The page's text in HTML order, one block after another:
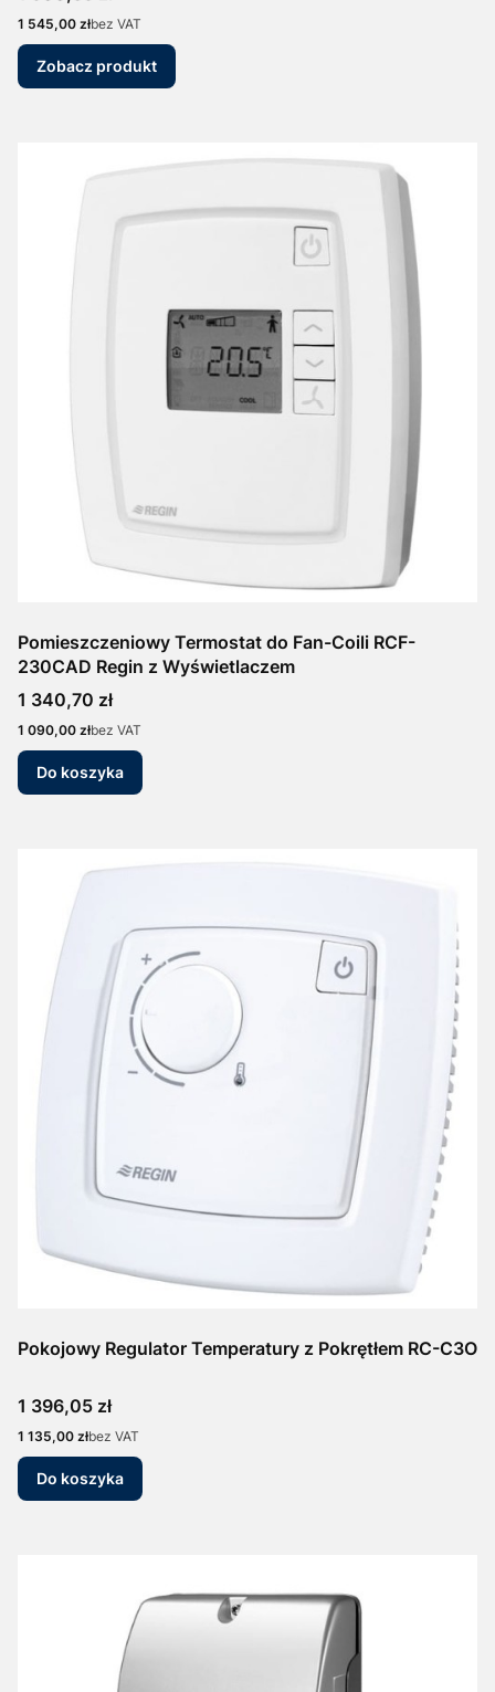
Cena
1 545,00 złbez VAT
Zobacz produkt
Pomieszczeniowy Termostat do Fan-Coili RCF-
230CAD Regin z Wyświetlaczem
Cena
1 340,70 zł
Cena
1 090,00 złbez VAT
Do koszyka
Pokojowy Regulator Temperatury z Pokrętłem RC-C3O
Cena
1 396,05 zł
Cena
1 135,00 złbez VAT
Do koszyka